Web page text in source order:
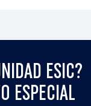
ESIC?
ESPECIAL